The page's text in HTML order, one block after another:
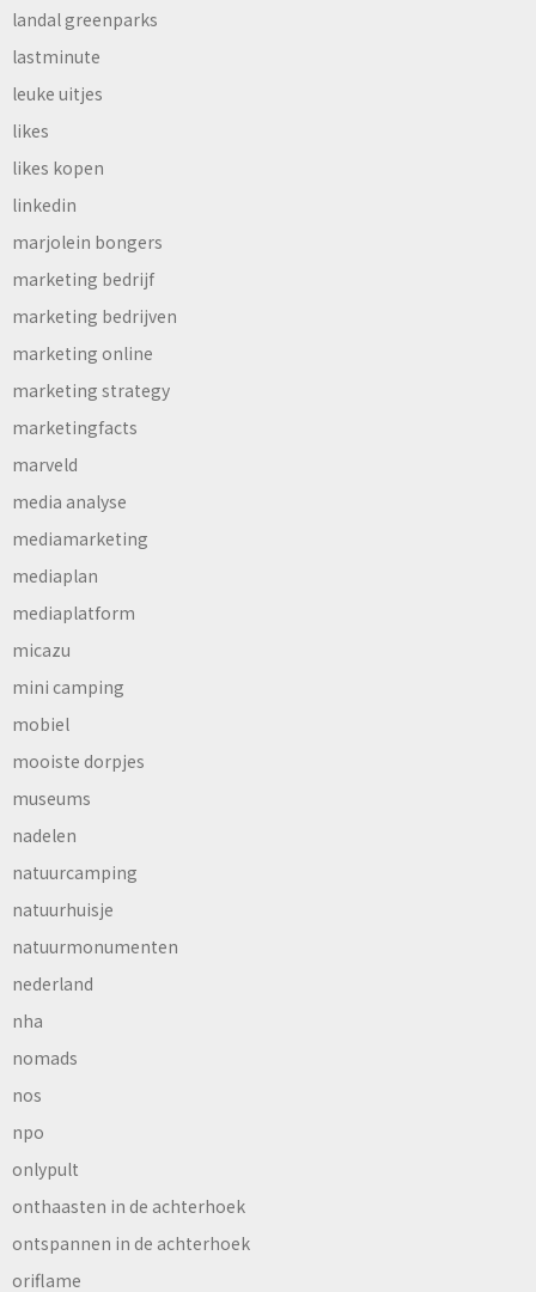
landal greenparks
lastminute
leuke uitjes
likes
likes kopen
linkedin
marjolein bongers
marketing bedrijf
marketing bedrijven
marketing online
marketing strategy
marketingfacts
marveld
media analyse
mediamarketing
mediaplan
mediaplatform
micazu
mini camping
mobiel
mooiste dorpjes
museums
nadelen
natuurcamping
natuurhuisje
natuurmonumenten
nederland
nha
nomads
nos
npo
onlypult
onthaasten in de achterhoek
ontspannen in de achterhoek
oriflame